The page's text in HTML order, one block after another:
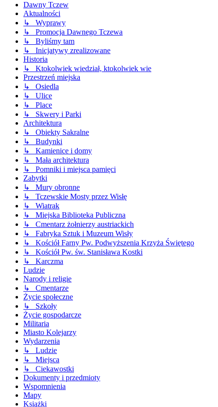
Dawny Tczew
Aktualności
↳ Wyprawy
↳ Promocja Dawnego Tczewa
↳ Byliśmy tam
↳ Inicjatywy zrealizowane
Historia
↳ Ktokolwiek wiedział, ktokolwiek wie
Przestrzeń miejska
↳ Osiedla
↳ Ulice
↳ Place
↳ Skwery i Parki
Architektura
↳ Obiekty Sakralne
↳ Budynki
↳ Kamienice i domy
↳ Mała architektura
↳ Pomniki i miejsca pamięci
Zabytki
↳ Mury obronne
↳ Tczewskie Mosty przez Wisłę
↳ Wiatrak
↳ Miejska Biblioteka Publiczna
↳ Cmentarz żołnierzy austriackich
↳ Fabryka Sztuk i Muzeum Wisły
↳ Kościół Farny Pw. Podwyższenia Krzyża Świętego
↳ Kościół Pw. św. Stanisława Kostki
↳ Karczma
Ludzie
Narody i religie
↳ Cmentarze
Życie społeczne
↳ Szkoły
Życie gospodarcze
Militaria
Miasto Kolejarzy
Wydarzenia
↳ Ludzie
↳ Miejsca
↳ Ciekawostki
Dokumenty i przedmioty
Wspomnienia
Mapy
Książki